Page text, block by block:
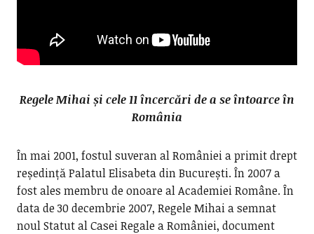
Regele Mihai și cele 11 încercări de a se întoarce în
România
În mai 2001, fostul suveran al României a primit drept
reședință Palatul Elisabeta din București. În 2007 a
fost ales membru de onoare al Academiei Române. În
data de 30 decembrie 2007, Regele Mihai a semnat
noul Statut al Casei Regale a României, document